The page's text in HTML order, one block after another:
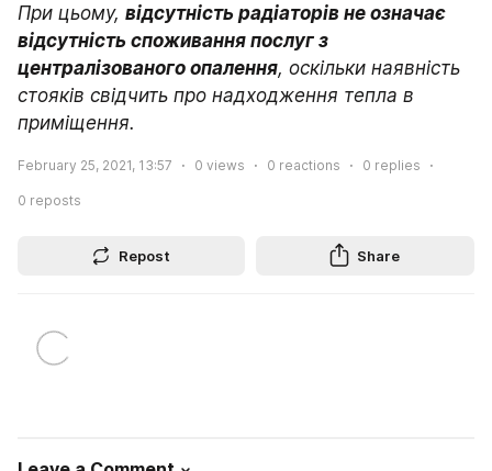
При цьому, відсутність радіаторів не означає
відсутність споживання послуг з
централізованого опалення, оскільки наявність
стояків свідчить про надходження тепла в
приміщення.
February 25, 2021, 13:57 0 views 0 reactions 0 replies
0 reposts
Repost Share